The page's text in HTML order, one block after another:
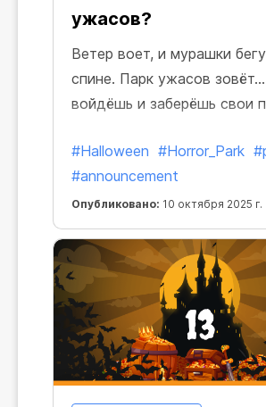
ужасов?
Ветер воет, и мурашки
спине. Парк ужасов зовёт…
войдёшь и заберёшь свои
#Halloween #Horror_Park
#announcement
Опубликовано: 10 октября 2025 г.